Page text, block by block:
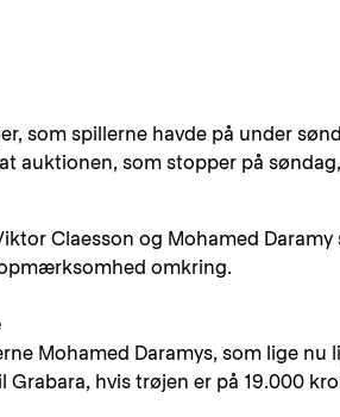
som spillerne havde på under
auktionen, som stopper på
Claesson og Mohamed Daramy
omkring.
Mohamed Daramys, som lige nu
hvis trøjen er på 19.000